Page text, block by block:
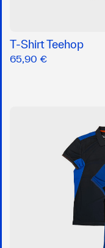
T-Shirt Teehop
65,90 €